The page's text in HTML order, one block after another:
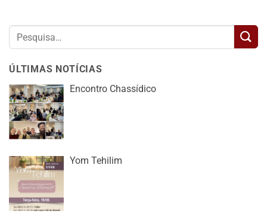
ÚLTIMAS NOTÍCIAS
Encontro Chassídico
Yom Tehilim